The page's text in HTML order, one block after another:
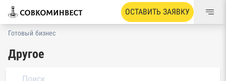
ОСТАВИТЬ ЗАЯВКУ
Готовый бизнес
Другое